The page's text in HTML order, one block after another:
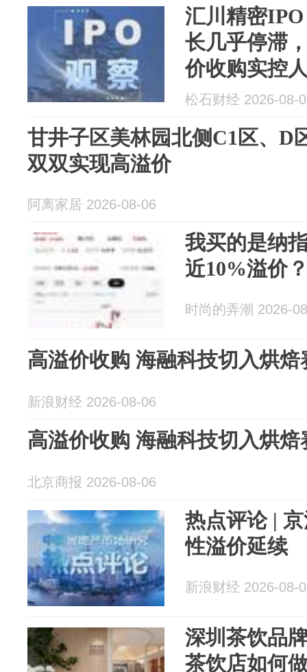
汇川精密
长几乎停滞
价收购实控
松石财经 2026-08-
甘井子区美林园北侧C1区、D
双双实现高溢价
阿离家居 2026-08-06
我买的是纳
近10%溢价
时尚的弄潮 2026-
高溢价收购 海融科技切入烘焙
新浪财经 2026-08-06
高溢价收购 海融科技切入烘焙
北京商报 2026-08-06
热点评论 |
性溢价延续
新浪财经 2026-08-
深圳茶饮品
茶饮店如何